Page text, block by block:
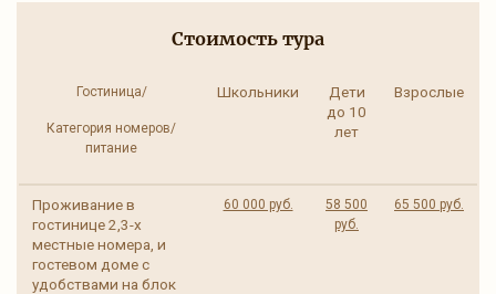
Стоимость тура
Гостиница/
Категория номеров/
питание
Школьники
Дети
до 10
лет
Взрослые
Проживание в
гостинице 2,3-х
местные номера, и
гостевом доме с
удобствами на блок
60 000 руб.
58 500
руб.
65 500 руб.